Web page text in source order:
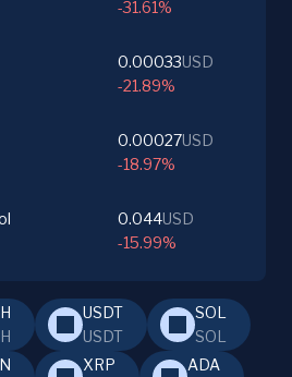
-31.61%
0.00033USD
-21.89%
0.00027USD
-18.97%
0.044USD
-15.99%
USDT
USDT
SOL
SOL
XRP
ADA